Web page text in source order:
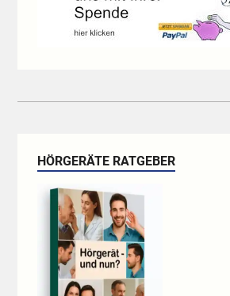
HÖRGERÄTE RATGEBER